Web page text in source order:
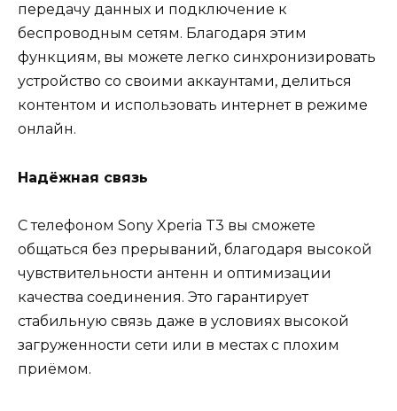
передачу данных и подключение к
беспроводным сетям. Благодаря этим
функциям, вы можете легко синхронизировать
устройство со своими аккаунтами, делиться
контентом и использовать интернет в режиме
онлайн.
Надёжная связь
С телефоном Sony Xperia T3 вы сможете
общаться без прерываний, благодаря высокой
чувствительности антенн и оптимизации
качества соединения. Это гарантирует
стабильную связь даже в условиях высокой
загруженности сети или в местах с плохим
приёмом.